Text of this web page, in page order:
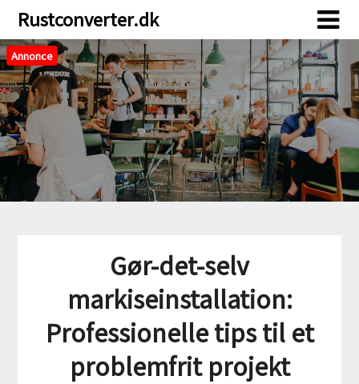
Skip
content
Skip
content
Rustconverter.dk
Annonce
Gør-det-selv
markiseinstallation:
Professionelle tips til et
problemfrit projekt